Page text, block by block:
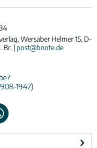
Wersaber Helmer 15, D-
Br. | post@bnote.de
1942)